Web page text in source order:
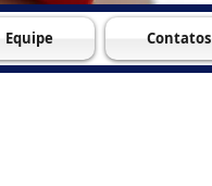
Equipe Contatos